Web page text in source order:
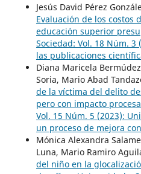
Jesús David Pérez
Evaluación de los costos
educación superior
Sociedad: Vol. 18 Núm. 3
las publicaciones
Diana Maricela
Soria, Mario Abad
de la víctima del delito
pero con impacto
Vol. 15 Núm. 5 (2023):
un proceso de mejora
Mónica Alexandra
Luna, Mario Ramiro
del niño en la